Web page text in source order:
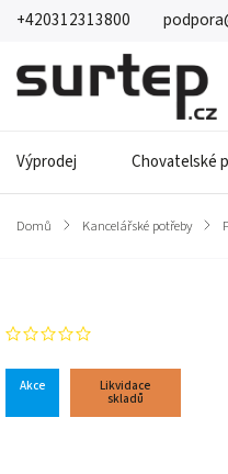
+420312313800
Výprodej Chovatelské
Domů / Kancelářské potřeby /
Akce
Likvidace
skladů